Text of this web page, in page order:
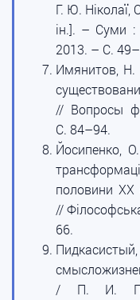
Г. Ю. Ніколаї,
ін.]. – Суми
2013. – С.
Имянитов,
// Вопросы
С. 84–94.
Йосипенко,
половини ХХ
//
66.
/ П. И.